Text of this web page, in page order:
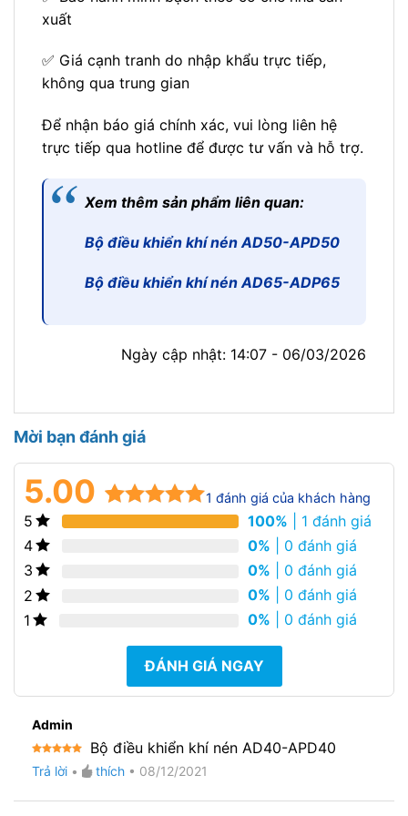
xuất
✅ Giá cạnh tranh do nhập khẩu trực tiếp,
không qua trung gian
Để nhận báo giá chính xác, vui lòng liên hệ
trực tiếp qua hotline để được tư vấn và hỗ trợ.
Xem thêm sản phẩm liên quan:
Bộ điều khiển khí nén AD50-APD50
Bộ điều khiển khí nén AD65-ADP65
Ngày cập nhật: 14:07 - 06/03/2026
Mời bạn đánh giá
5.00 1 đánh giá của khách hàng
5 100% | 1 đánh giá
4
0% | 0 đánh giá
3
0% | 0 đánh giá
2
0% | 0 đánh giá
1
0% | 0 đánh giá
ĐÁNH GIÁ NGAY
Admin
Được xếp
hạng55
Bộ điều khiển khí nén AD40-APD40
Trả lời • thích • 08/12/2021